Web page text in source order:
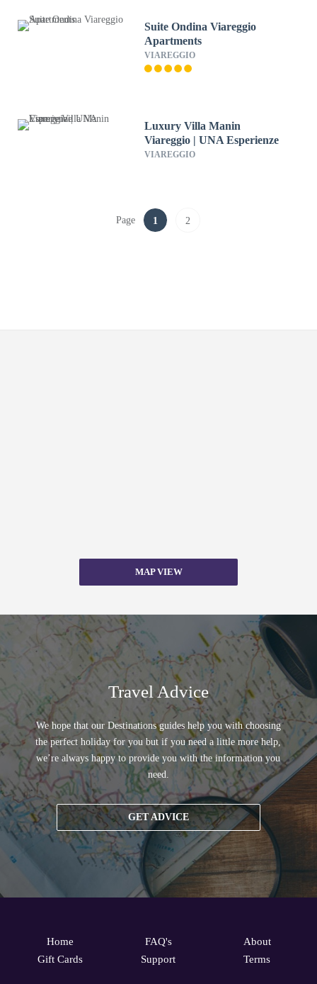
Suite Ondina Viareggio
Apartments
VIAREGGIO
Luxury Villa Manin
Viareggio | UNA Esperienze
VIAREGGIO
Page 1 2
MAP VIEW
Travel Advice
We hope that our Destinations guides help you with choosing
the perfect holiday for you but if you need a little more help,
we’re always happy to provide you with the information you
need.
GET ADVICE
Home
Gift Cards
FAQ's
Support
About
Terms